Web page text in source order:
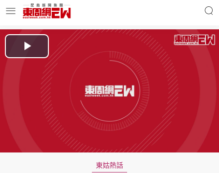
明星名人 時事財經
東周Ladies 優享生活
東周食玩通 會員活動
Play
Video
東姑熱話